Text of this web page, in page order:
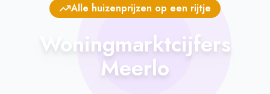
Alle huizenprijzen op een rijtje
Woningmarktcijfers
Meerlo